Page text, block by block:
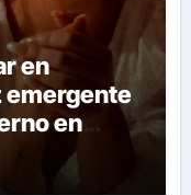
en
emergente
en